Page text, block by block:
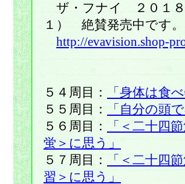
ザ・フナイ ２０１８
１） 絶賛発売中です。
http://evavision.shop-
５４周目：
「身体は食
５５周目：
「自分の頭
５６周目：
「＜二十四
蛍＞に思う」
５７周目：
「＜二十四
習＞に思う」